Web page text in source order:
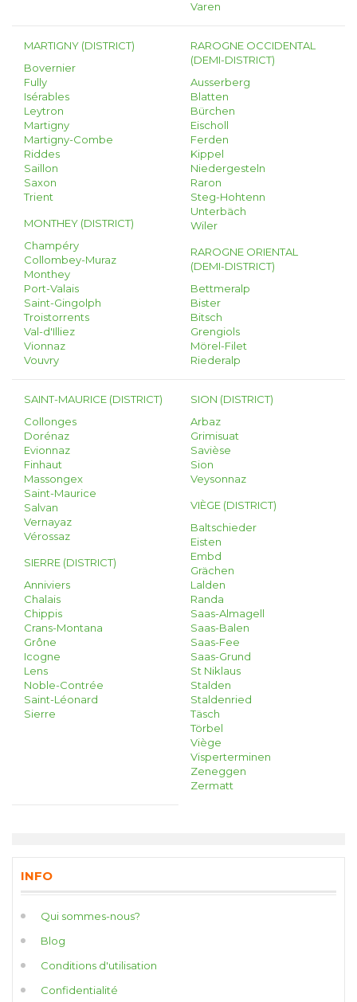
Varen
MARTIGNY (DISTRICT)
Bovernier
Fully
Isérables
Leytron
Martigny
Martigny-Combe
Riddes
Saillon
Saxon
Trient
MONTHEY (DISTRICT)
Champéry
Collombey-Muraz
Monthey
Port-Valais
Saint-Gingolph
Troistorrents
Val-d'Illiez
Vionnaz
Vouvry
RAROGNE OCCIDENTAL
(DEMI-DISTRICT)
Ausserberg
Blatten
Bürchen
Eischoll
Ferden
Kippel
Niedergesteln
Raron
Steg-Hohtenn
Unterbäch
Wiler
RAROGNE ORIENTAL
(DEMI-DISTRICT)
Bettmeralp
Bister
Bitsch
Grengiols
Mörel-Filet
Riederalp
SAINT-MAURICE (DISTRICT)
Collonges
Dorénaz
Evionnaz
Finhaut
Massongex
Saint-Maurice
Salvan
Vernayaz
Vérossaz
SIERRE (DISTRICT)
Anniviers
Chalais
Chippis
Crans-Montana
Grône
Icogne
Lens
Noble-Contrée
Saint-Léonard
Sierre
SION (DISTRICT)
Arbaz
Grimisuat
Savièse
Sion
Veysonnaz
VIÈGE (DISTRICT)
Baltschieder
Eisten
Embd
Grächen
Lalden
Randa
Saas-Almagell
Saas-Balen
Saas-Fee
Saas-Grund
St Niklaus
Stalden
Staldenried
Täsch
Törbel
Viège
Visperterminen
Zeneggen
Zermatt
INFO
Qui sommes-nous?
Blog
Conditions d'utilisation
Confidentialité